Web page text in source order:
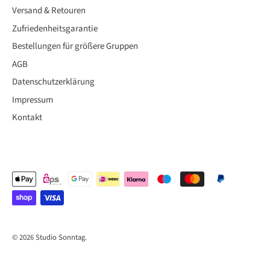
Versand & Retouren
Zufriedenheitsgarantie
Bestellungen für größere Gruppen
AGB
Datenschutzerklärung
Impressum
Kontakt
© 2026Studio Sonntag.